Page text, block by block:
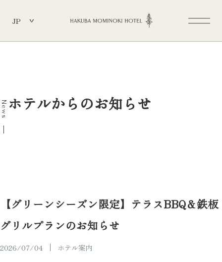
JP
Newsホテルからのお知らせ
【グリーンシーズン限定】テラスBBQ＆鉄板
グリルプランのお知らせ
2026/07/04 ホテル案内